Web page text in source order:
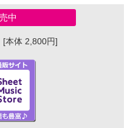
中
体 2,800円]